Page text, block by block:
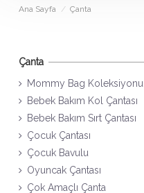
Ana Sayfa Çanta
Çanta
Mommy Bag Koleksiyonu
Bebek Bakım Kol Çantası
Bebek Bakım Sırt Çantası
Çocuk Çantası
Çocuk Bavulu
Oyuncak Çantası
Çok Amaçlı Çanta